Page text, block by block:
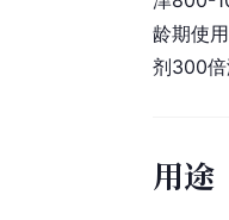
龄期使
剂300倍
用途